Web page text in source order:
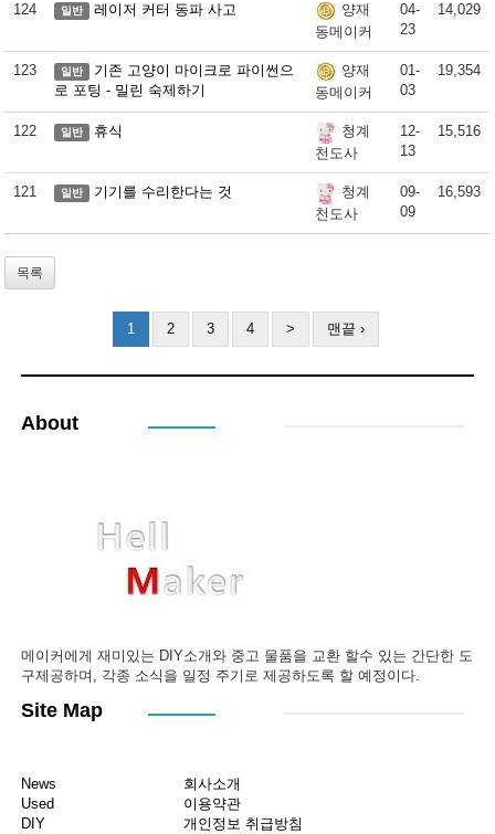
124 일반 레이저 커터 동파 사고
양재
동메이커
04-
23
14,029
123 일반
기존 고양이 마이크로 파이썬으
로 포팅 - 밀린 숙제하기
양재
동메이커
01-
03
19,354
122 일반 휴식
청계
천도사
12-
13
15,516
121 일반 기기를 수리한다는 것
청계
천도사
09-
09
16,593
목록
1 2 3 4 > 맨끝 ›
About
메이커에게 재미있는 DIY소개와 중고 물품을 교환 할수 있는 간단한 도
구제공하며, 각종 소식을 일정 주기로 제공하도록 할 예정이다.
Site Map
News
Used
DIY
회사소개
이용약관
개인정보 취급방침